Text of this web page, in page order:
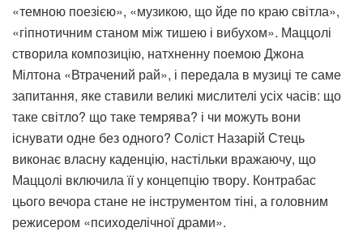
«темною поезією», «музикою, що йде по краю світла»,
«гіпнотичним станом між тишею і вибухом». Маццолі
створила композицію, натхненну поемою Джона
Мілтона «Втрачений рай», і передала в музиці те саме
запитання, яке ставили великі мислителі усіх часів: що
таке світло? що таке темрява? і чи можуть вони
існувати одне без одного? Соліст Назарій Стець
виконає власну каденцію, настільки вражаючу, що
Маццолі включила її у концепцію твору. Контрабас
цього вечора стане не інструментом тіні, а головним
режисером «психоделічної драми».